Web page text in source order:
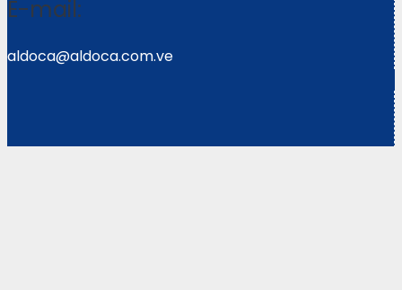
E-mail:
aldoca@aldoca.com.ve